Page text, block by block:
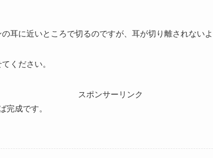
耳に近いところで切るのですが、耳が切り離されないよ
ください。
スポンサーリンク
完成です。